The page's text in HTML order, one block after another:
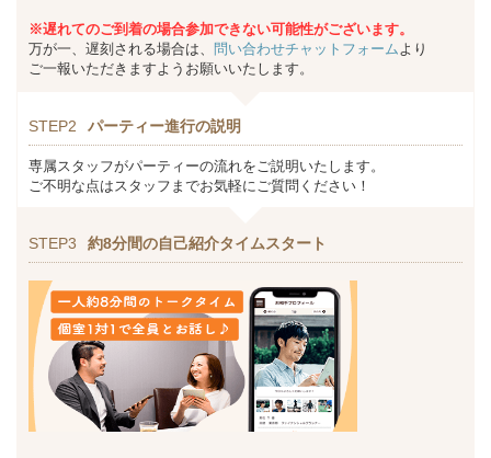
※遅れてのご到着の場合参加できない可能性がございます。
万が一、遅刻される場合は、 問い合わせチャットフォーム より
ご一報いただきますようお願いいたします。
STEP2 パーティー進行の説明
専属スタッフがパーティーの流れをご説明いたします。
ご不明な点はスタッフまでお気軽にご質問ください！
STEP3 約8分間の自己紹介タイムスタート